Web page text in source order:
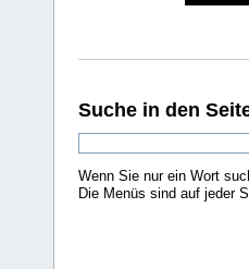
Suche in den
Wenn Sie nur ein Wort
Die Menüs sind auf jeder